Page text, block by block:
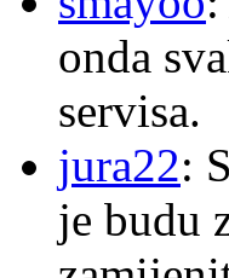
onda
servisa.
jura22:
je budu